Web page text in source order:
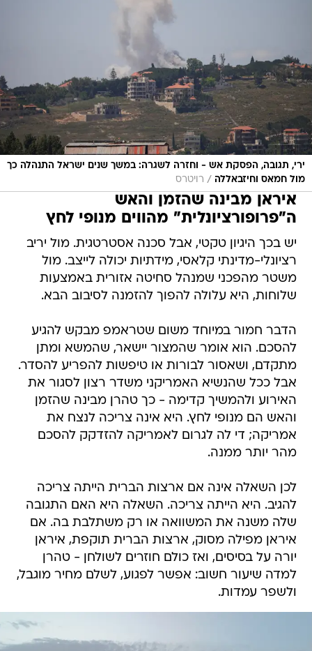
ירי, תגובה, הפסקת אש - וחזרה לשגרה: במשך שנים ישראל התנהלה כך
מול חמאס וחיזבאללה / רויטרס
איראן מבינה שהזמן והאש
ה"פרופורציונלית" מהווים מנופי לחץ
יש בכך היגיון טקטי, אבל סכנה אסטרטגית. מול יריב
רציונלי-מדינתי קלאסי, מידתיות יכולה לייצב. מול
משטר מהפכני שמנהל סחיטה אזורית באמצעות
שלוחות, היא עלולה להפוך להזמנה לסיבוב הבא.
הדבר חמור במיוחד משום שטראמפ מבקש להגיע
להסכם. הוא אומר שהמצור יישאר, שהמשא ומתן
מתקדם, ושאסור לבורות או טיפשות להפריע להסדר.
אבל ככל שהנשיא האמריקני משדר רצון לסגור את
האירוע ולהמשיך קדימה - כך טהרן מבינה שהזמן
והאש הם מנופי לחץ. היא אינה צריכה לנצח את
אמריקה; די לה לגרום לאמריקה להזדקק להסכם
מהר יותר ממנה.
לכן השאלה אינה אם ארצות הברית הייתה צריכה
להגיב. היא הייתה צריכה. השאלה היא האם התגובה
שלה משנה את המשוואה או רק משתלבת בה. אם
איראן מפילה מסוק, ארצות הברית תוקפת, איראן
יורה על בסיסים, ואז כולם חוזרים לשולחן - טהרן
למדה שיעור חשוב: אפשר לפגוע, לשלם מחיר מוגבל,
ולשפר עמדות.